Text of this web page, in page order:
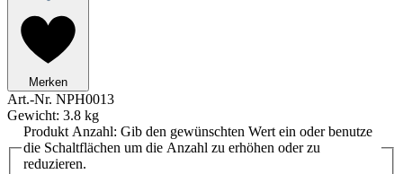
Merken
Art.-Nr. NPH0013
Gewicht: 3.8 kg
Produkt Anzahl: Gib den gewünschten Wert ein oder benutze
die Schaltflächen um die Anzahl zu erhöhen oder zu
reduzieren.